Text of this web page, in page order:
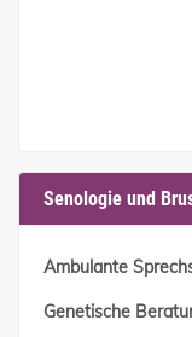
Senologie und
Ambulante
Genetische